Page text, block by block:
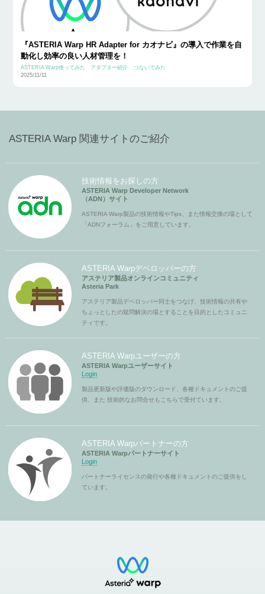
『ASTERIA Warp HR Adapter for カオナビ』の導入で作業を自
動化し効率の良い人材管理を！
ASTERIA Warp使ってみた アダプター紹介
つないでみた
2025/11/11
ASTERIA Warp 関連サイトのご紹介
技術情報をお探しの方
ASTERIA Warp Developer Network
（ADN）サイト
ASTERIA Warp製品の技術情報やTips、また情報交換の場として
「ADNフォーラム」をご用意しています。
ASTERIA Warpデベロッパーの方
アステリア製品オンラインコミュニティ
Asteria Park
アステリア製品デベロッパー同士をつなげ、技術情報の共有や
ちょっとしたの疑問解決の場とすることを目的としたコミュニ
ティです。
ASTERIA Warpユーザーの方
ASTERIA Warpユーザーサイト
Login
製品更新版や評価版のダウンロード、各種ドキュメントのご提
供、また 技術的なお問合せもこちらで受付ています。
ASTERIA Warpパートナーの方
ASTERIA Warpパートナーサイト
Login
パートナーライセンスの発行や各種ドキュメントのご提供をし
ています。